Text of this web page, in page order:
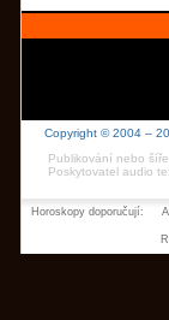
Copyright © 2004 –
Publikování nebo
Poskytovatel audio
Horoskopy doporučují: